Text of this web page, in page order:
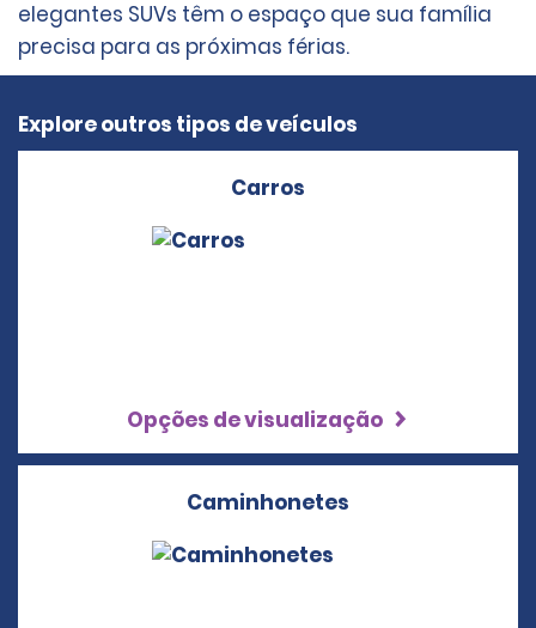
elegantes SUVs têm o espaço que sua família
precisa para as próximas férias.
Explore outros tipos de veículos
Carros
Opções de visualização
Caminhonetes